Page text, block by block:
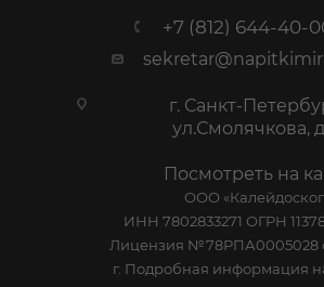
+7 (812) 644-40-
г. Санкт-
ул.Смолячкова,
Посмотреть на
ООО
ИНН 7802833271 ОГРН
Лицензия №78РПА0005028
г. Подробная информация